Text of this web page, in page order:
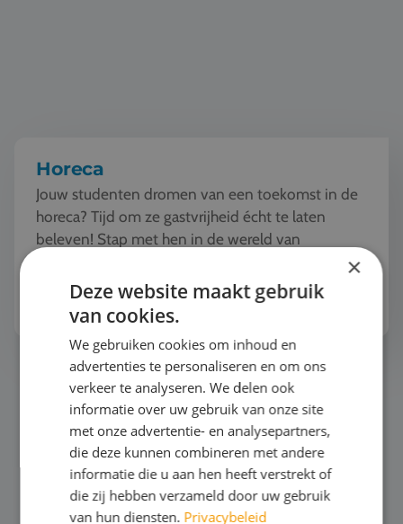
Horeca
Jouw studenten dromen van een toekomst in de
horeca? Tijd om ze gastvrijheid écht te laten
beleven! Stap met hen in de wereld van
kunstvorm wordt. Van w...
Bekijk het thema
×
Deze website maakt gebruik
van cookies.
We gebruiken cookies om inhoud en
advertenties te personaliseren en om ons
verkeer te analyseren. We delen ook
informatie over uw gebruik van onze site
met onze advertentie- en analysepartners,
die deze kunnen combineren met andere
informatie die u aan hen heeft verstrekt of
die zij hebben verzameld door uw gebruik
van hun diensten. Privacybeleid